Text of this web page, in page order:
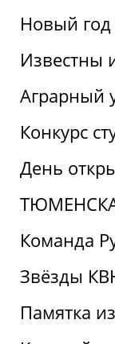
Новый год
Известны
Аграрный
Конкурс
День
Команда
Звёзды
Памятка